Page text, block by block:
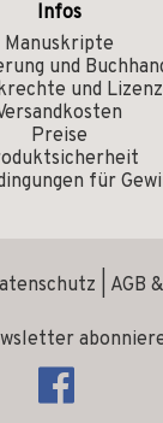
Infos
Manuskripte
und
und
Preise
für
AGB